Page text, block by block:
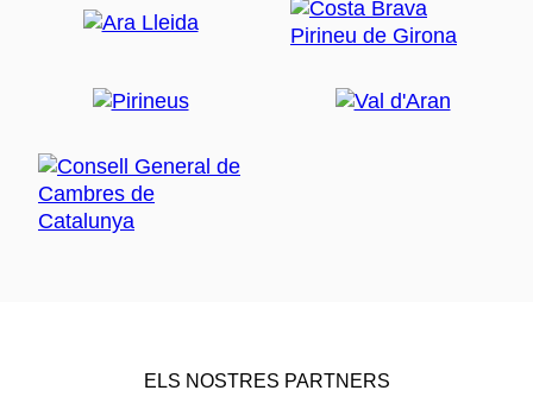
ELS NOSTRES PARTNERS